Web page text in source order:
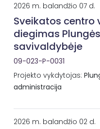
2026 m. balandžio 07 d.
Sveikatos centro
diegimas
savivaldybėje
09-023-P-0031
Projekto vykdytojas:
administracija
2026 m. balandžio 02 d.